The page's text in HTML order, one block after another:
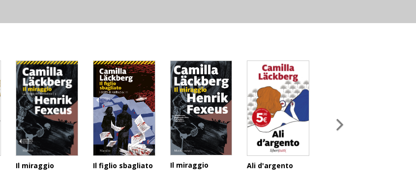
Il miraggio Il figlio sbagliato Il miraggio Ali d'argento